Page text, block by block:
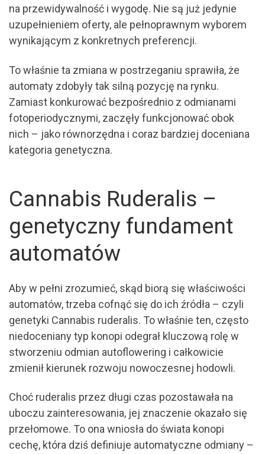
na przewidywalność i wygodę. Nie są już jedynie
uzupełnieniem oferty, ale pełnoprawnym wyborem
wynikającym z konkretnych preferencji.
To właśnie ta zmiana w postrzeganiu sprawiła, że
automaty zdobyły tak silną pozycję na rynku.
Zamiast konkurować bezpośrednio z odmianami
fotoperiodycznymi, zaczęły funkcjonować obok
nich – jako równorzędna i coraz bardziej doceniana
kategoria genetyczna.
Cannabis Ruderalis –
genetyczny fundament
automatów
Aby w pełni zrozumieć, skąd biorą się właściwości
automatów, trzeba cofnąć się do ich źródła – czyli
genetyki Cannabis ruderalis. To właśnie ten, często
niedoceniany typ konopi odegrał kluczową rolę w
stworzeniu odmian autoflowering i całkowicie
zmienił kierunek rozwoju nowoczesnej hodowli.
Choć ruderalis przez długi czas pozostawała na
uboczu zainteresowania, jej znaczenie okazało się
przełomowe. To ona wniosła do świata konopi
cechę, która dziś definiuje automatyczne odmiany –